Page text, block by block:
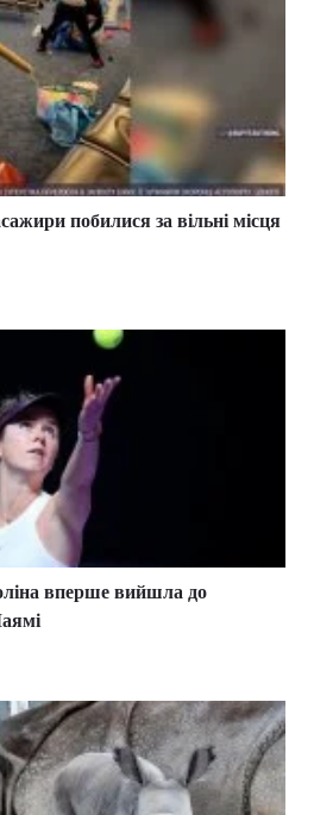
побилися за вільні місця
вперше вийшла до